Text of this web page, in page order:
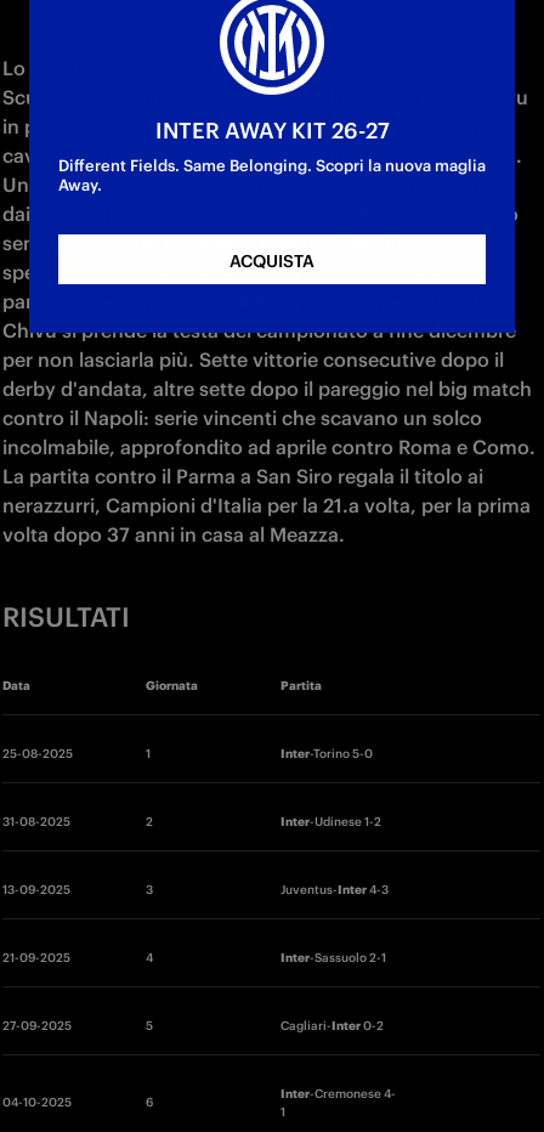
Lo Scudetto numero 21 della storia nerazzurra, lo
Scudetto della rinascita. L'Inter guidata da Cristian Chivu
in panchina vince il campionato con una straordinaria
cavalcata, fatta di rivincite e tantissima consapevolezza.
Un campionato pazzesco, giocato con grande maturità
dai nerazzurri che reagiscono a ogni difficoltà riuscendo
sempre a trovare il modo di rialzarsi. Tra vittorie
spettacolari come le sfide con la Juventus e la Roma e
partite vinte con la forza dell'orgoglio come l'Inter di
Chivu si prende la testa del campionato a fine dicembre
per non lasciarla più. Sette vittorie consecutive dopo il
derby d'andata, altre sette dopo il pareggio nel big match
contro il Napoli: serie vincenti che scavano un solco
incolmabile, approfondito ad aprile contro Roma e Como.
La partita contro il Parma a San Siro regala il titolo ai
nerazzurri, Campioni d'Italia per la 21.a volta, per la prima
volta dopo 37 anni in casa al Meazza.
RISULTATI
Data Giornata Partita
25-08-2025 1 Inter-Torino 5-0
31-08-2025 2 Inter-Udinese 1-2
13-09-2025 3 Juventus-Inter 4-3
21-09-2025 4 Inter-Sassuolo 2-1
27-09-2025 5 Cagliari-Inter 0-2
04-10-2025 6
Inter-Cremonese 4-
1
INTER AWAY KIT 26-27
Different Fields. Same Belonging. Scopri la nuova maglia
Away.
ACQUISTA